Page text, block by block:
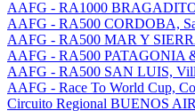
AAFG - RA1000
AAFG - RA500 CORDOBA,
AAFG - RA500 MAR Y
AAFG - RA500 PATAGONIA
AAFG - RA500 SAN LUIS,
AAFG - Race To World Cup,
Circuito Regional BUENOS